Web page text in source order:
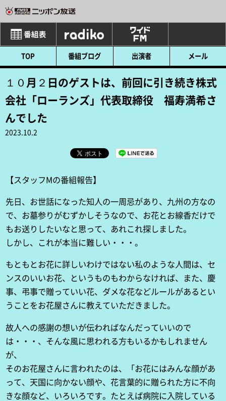
radiko
TOP 番組ブログ 出演者 メール
１０月２日のゲストは、前回に引き続き株式
会社「ローランズ」代表取締役 福寿満希さ
んでした
2023.10.2
【スタッフMの番組報告】
先日、お世話になった知人の一周忌があり、九州の方なの
で、お墓参りがむずかしそうなので、お花とお線香だけで
もお送りしたいなと思って、あれこれ探しました。
しかし、これが本当に難しい・・・。
もともとお花に詳しいわけではない私のような人間は、セ
ンスのいいお花、というものもわからなければ、また、慶
事、弔事で贈っていい花、ダメな花などルールがあるとい
うことをお花屋さんに教えていただきました。
故人への感謝の想いが伝わればなんだっていいので
は・・・、そんな風に思われる方もいるかもしれません
が、
そのお花屋さんに言われたのは、「お花にはみんな顔があ
って、天国に向かない顔や、花言葉的に贈られた方に不向
きな顔など、いろいろです。たとえば病院に入院している